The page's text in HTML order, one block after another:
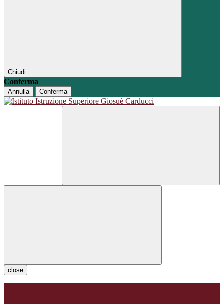
Chiudi
Conferma
Annulla Conferma
close